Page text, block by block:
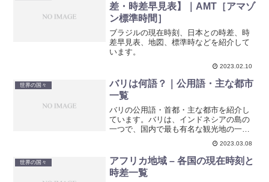
差・時差早見表】｜AMT［アマゾ
ン標準時間］
ブラジルの現在時刻、日本との時差、時
差早見表、地図、標準時などを紹介して
います。
2023.02.10
世界の国々
バリは何語？｜公用語・主な都市
一覧
バリの公用語・首都・主な都市を紹介し
ています。バリは、インドネシアの島の
一つで、国内で最も有名な観光地の一つ
2023.03.08
世界の国々
アフリカ地域 – 各国の現在時刻と
時差一覧